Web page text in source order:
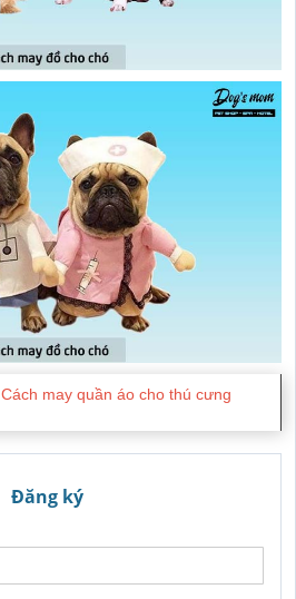
Cách may quần áo cho thú cưng
Đăng ký